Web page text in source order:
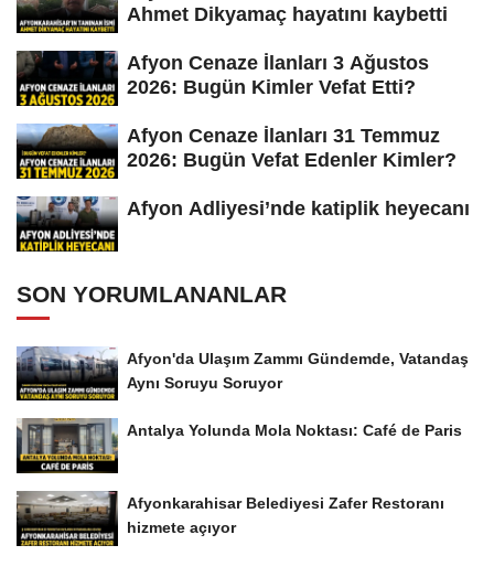
Ahmet Dikyamaç hayatını kaybetti
Afyon Cenaze İlanları 3 Ağustos
2026: Bugün Kimler Vefat Etti?
Afyon Cenaze İlanları 31 Temmuz
2026: Bugün Vefat Edenler Kimler?
Afyon Adliyesi’nde katiplik heyecanı
SON YORUMLANANLAR
Afyon'da Ulaşım Zammı Gündemde, Vatandaş
Aynı Soruyu Soruyor
Antalya Yolunda Mola Noktası: Café de Paris
Afyonkarahisar Belediyesi Zafer Restoranı
hizmete açıyor